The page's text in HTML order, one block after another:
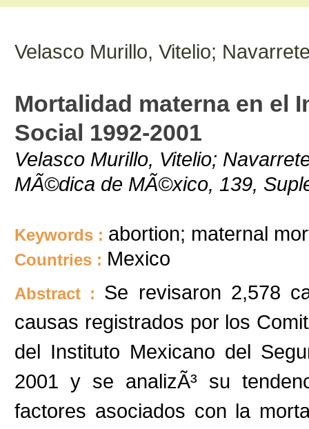
Velasco Murillo, Vitelio;
Mortalidad materna en el
Social 1992-2001
Velasco Murillo, Vitelio;
MÃ©dica de MÃ©xico, 139,
Keywords : abortion; maternal
Countries : Mexico
Abstract : Se revisaron 2,578
causas registrados por los
del Instituto Mexicano del
2001 y se analizÃ³ su
factores asociados con la